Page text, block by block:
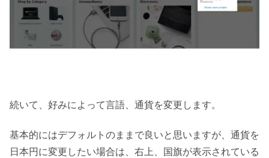
続いて、好みによって言語、通貨を変更します。
基本的にはデフォルトのままで良いと思いますが、通貨を
日本円に変更したい場合は、右上、国旗が表示されている